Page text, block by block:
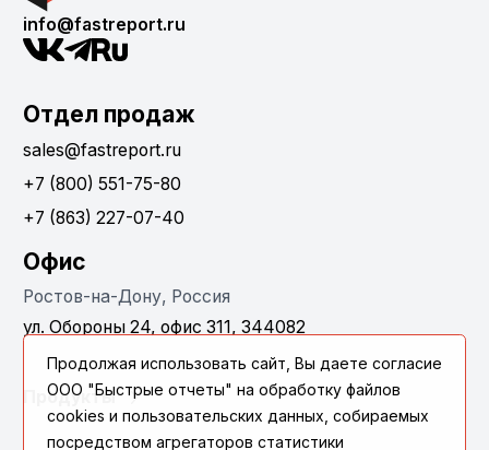
info@fastreport.ru
Отдел продаж
sales@fastreport.ru
+7 (800) 551-75-80
+7 (863) 227-07-40
Офис
Ростов-на-Дону, Россия
ул. Обороны 24, офис 311, 344082
Продукты
Продолжая использовать сайт, Вы даете согласие
ООО "Быстрые отчеты" на обработку файлов
cookies и пользовательских данных, собираемых
посредством агрегаторов статистики